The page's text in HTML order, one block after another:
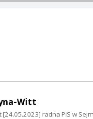
Witt
[24.05.2023] radna PiS w